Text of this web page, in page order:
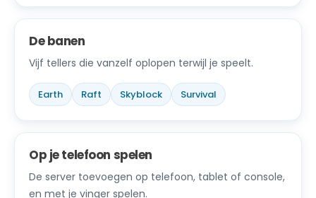
De banen
Vijf tellers die vanzelf oplopen terwijl je speelt.
Earth Raft Skyblock Survival
Op je telefoon spelen
De server toevoegen op telefoon, tablet of console,
en met je vinger spelen.